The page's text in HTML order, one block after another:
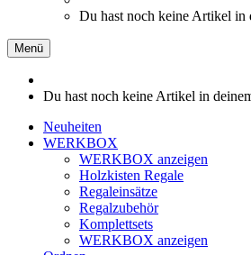
Du hast noch keine Artikel in
Menü
Du hast noch keine Artikel in
Neuheiten
WERKBOX
WERKBOX anzeigen
Holzkisten Regale
Regaleinsätze
Regalzubehör
Komplettsets
WERKBOX anzeigen